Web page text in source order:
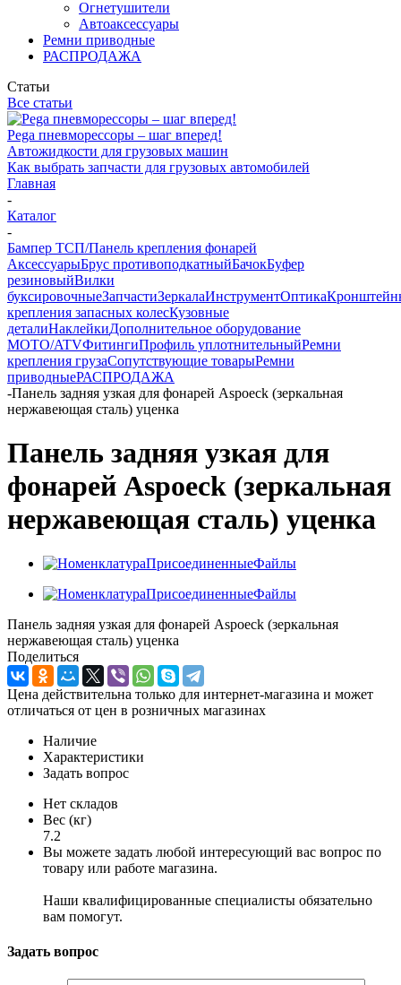
Огнетушители
Автоаксессуары
Ремни приводные
РАСПРОДАЖА
Статьи
Все статьи
Pega пневморессоры – шаг вперед!
Автожидкости для грузовых машин
Как выбрать запчасти для грузовых автомобилей
Главная
-
Каталог
-
Бампер ТСП/Панель крепления фонарей
АксессуарыБрус противоподкатныйБачокБуфер
резиновыйВилки
буксировочныеЗапчастиЗеркалаИнструментОптика
крепления запасных колесКузовные
деталиНаклейкиДополнительное оборудование
MOTO/ATVФитингиПрофиль уплотнительныйРемни
крепления грузаСопутствующие товарыРемни
приводныеРАСПРОДАЖА
-Панель задняя узкая для фонарей Aspoeck (зеркальная
нержавеющая сталь) уценка
Панель задняя узкая для
фонарей Aspoeck (зеркальная
нержавеющая сталь) уценка
Панель задняя узкая для фонарей Aspoeck (зеркальная
нержавеющая сталь) уценка
Поделиться
Цена действительна только для интернет-магазина и может
отличаться от цен в розничных магазинах
Наличие
Характеристики
Задать вопрос
Нет складов
Вес (кг)
7.2
Вы можете задать любой интересующий вас вопрос по
товару или работе магазина.
Наши квалифицированные специалисты обязательно
вам помогут.
Задать вопрос